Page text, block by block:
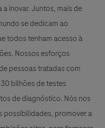
inovar. Juntos, mais de
se dedicam ao
todos tenham acesso à
Nossos esforços
pessoas tratadas com
bilhões de testes
de diagnóstico. Nós nos
possibilidades, promover a